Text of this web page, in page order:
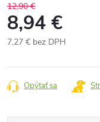
12,90 €
8,94 €
7,27 € bez DPH
cena:
Opýtať sa